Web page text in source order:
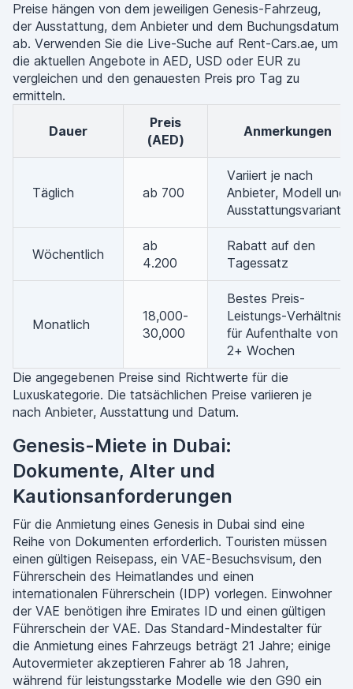
Preise hängen von dem jeweiligen Genesis-Fahrzeug,
der Ausstattung, dem Anbieter und dem Buchungsdatum
ab. Verwenden Sie die Live-Suche auf Rent-Cars.ae, um
die aktuellen Angebote in AED, USD oder EUR zu
vergleichen und den genauesten Preis pro Tag zu
ermitteln.
Dauer
Preis
(AED)
Anmerkungen
Täglich ab 700
Variiert je nach
Anbieter, Modell und
Ausstattungsvariante
Wöchentlich
ab
4.200
Rabatt auf den
Tagessatz
Monatlich
18,000-
30,000
Bestes Preis-
Leistungs-Verhältnis
für Aufenthalte von
2+ Wochen
Die angegebenen Preise sind Richtwerte für die
Luxuskategorie. Die tatsächlichen Preise variieren je
nach Anbieter, Ausstattung und Datum.
Genesis-Miete in Dubai:
Dokumente, Alter und
Kautionsanforderungen
Für die Anmietung eines Genesis in Dubai sind eine
Reihe von Dokumenten erforderlich. Touristen müssen
einen gültigen Reisepass, ein VAE-Besuchsvisum, den
Führerschein des Heimatlandes und einen
internationalen Führerschein (IDP) vorlegen. Einwohner
der VAE benötigen ihre Emirates ID und einen gültigen
Führerschein der VAE. Das Standard-Mindestalter für
die Anmietung eines Fahrzeugs beträgt 21 Jahre; einige
Autovermieter akzeptieren Fahrer ab 18 Jahren,
während für leistungsstarke Modelle wie den G90 ein